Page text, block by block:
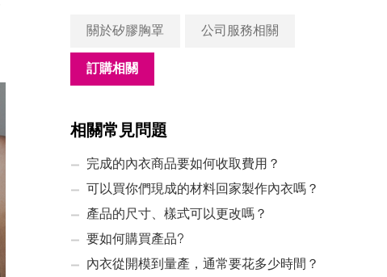
關於矽膠胸罩 公司服務相關
訂購相關
相關常見問題
完成的內衣商品要如何收取費用？
可以買你們現成的材料回家製作內衣嗎？
產品的尺寸、樣式可以更改嗎？
要如何購買產品?
內衣從開模到量產，通常要花多少時間？